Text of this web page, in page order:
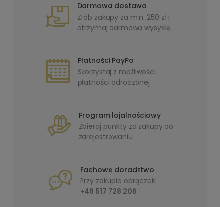
Darmowa dostawa
Zrób zakupy za min. 250 zł i
otrzymaj darmową wysyłkę
Płatności PayPo
Skorzystaj z możliwości
płatności odroczonej
Program lojalnościowy
Zbieraj punkty za zakupy po
zarejestrowaniu
Fachowe doradztwo
Przy zakupie obrączek:
+48 517 728 206